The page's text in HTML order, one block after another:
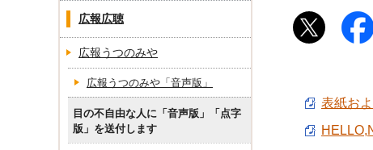
表紙お
広報広聴
広報うつのみや
広報うつのみや「音声版」
目の不自由な人に「音声版」「点字
版」を送付します